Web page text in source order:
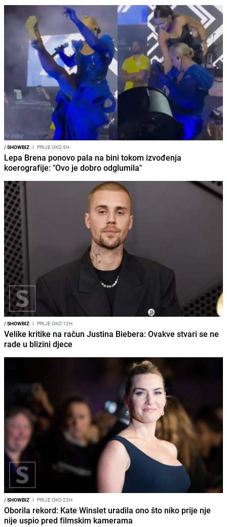
/SHOWBIZ I PRIJE OKO 5H
Lepa Brena ponovo pala na bini tokom izvođenja
koerografije: "Ovo je dobro odglumila"
/SHOWBIZ I PRIJE OKO 12H
Velike kritike na račun Justina Biebera: Ovakve stvari se ne
rade u blizini djece
/SHOWBIZ I PRIJE OKO 23H
Oborila rekord: Kate Winslet uradila ono što niko prije nje
nije uspio pred filmskim kamerama